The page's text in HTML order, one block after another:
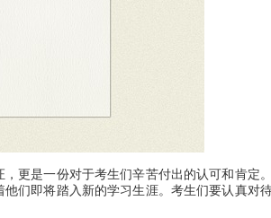
更是一份对于考生们辛苦付出的认可和肯定
们即将踏入新的学习生涯。考生们要认真对